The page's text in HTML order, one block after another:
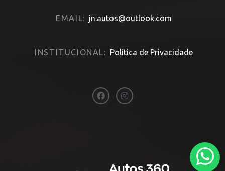
EMAIL: jn.autos@outlook.com
INSTITUCIONAL: Política de Privacidade